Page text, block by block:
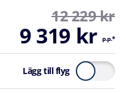
12 229 kr
9 319 kr p.p.*
Lägg till flyg